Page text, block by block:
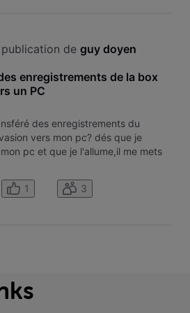
de guy doyen
enregistrements de la box
un PC
des enregistrements du
vers mon pc? dés que je
pc et que je l'allume,il me mets
fournir ce code. ce n'est pas que
1 3